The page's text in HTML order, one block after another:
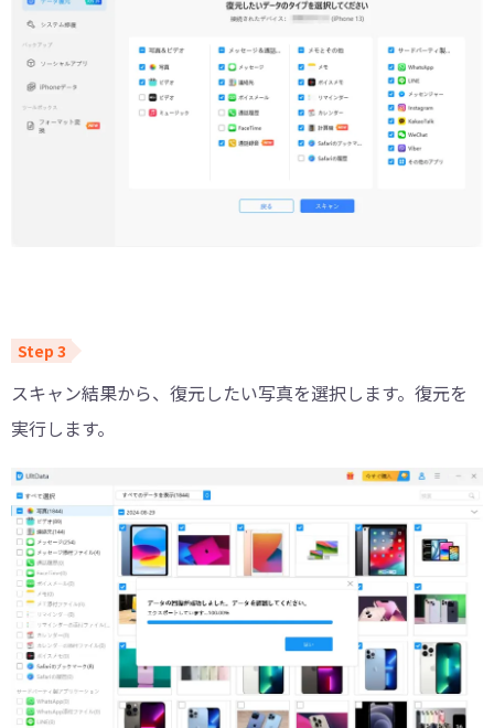
スキャン結果から、復元したい写真を選択します。復元を
実行します。